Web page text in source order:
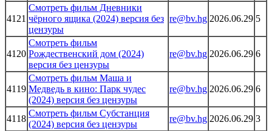
4121
Смотреть фильм Дневники
чёрного ящика (2024) версия без
цензуры
re@bv.hg 2026.06.29 5
4120
Смотреть фильм
Рождественский дом (2024)
версия без цензуры
re@bv.hg 2026.06.29 6
4119
Смотреть фильм Маша и
Медведь в кино: Парк чудес
(2024) версия без цензуры
re@bv.hg 2026.06.29 6
4118
Смотреть фильм Субстанция
(2024) версия без цензуры
re@bv.hg 2026.06.29 3